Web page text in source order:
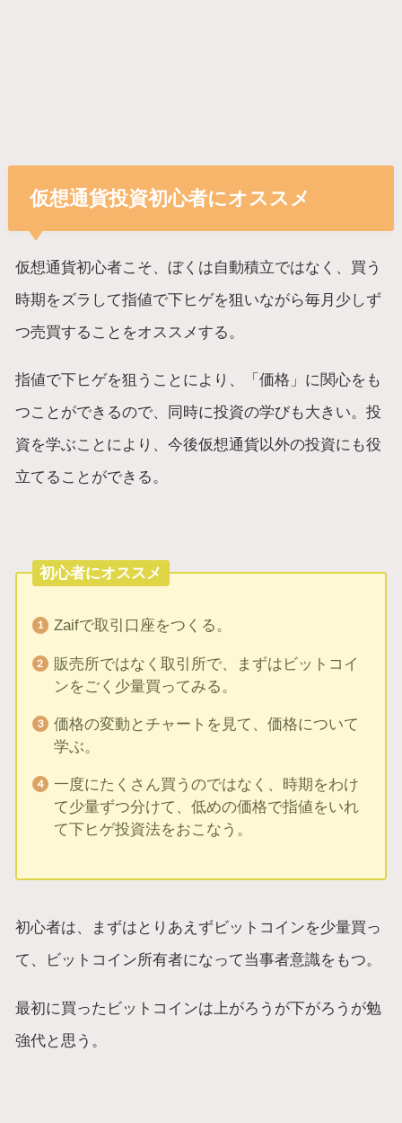
仮想通貨投資初心者にオススメ
仮想通貨初心者こそ、ぼくは自動積立ではなく、買う
時期をズラして指値で下ヒゲを狙いながら毎月少しず
つ売買することをオススメする。
指値で下ヒゲを狙うことにより、「価格」に関心をも
つことができるので、同時に投資の学びも大きい。投
資を学ぶことにより、今後仮想通貨以外の投資にも役
立てることができる。
初心者にオススメ
Zaifで取引口座をつくる。
販売所ではなく取引所で、まずはビットコイ
ンをごく少量買ってみる。
価格の変動とチャートを見て、価格について
学ぶ。
一度にたくさん買うのではなく、時期をわけ
て少量ずつ分けて、低めの価格で指値をいれ
て下ヒゲ投資法をおこなう。
初心者は、まずはとりあえずビットコインを少量買っ
て、ビットコイン所有者になって当事者意識をもつ。
最初に買ったビットコインは上がろうが下がろうが勉
強代と思う。